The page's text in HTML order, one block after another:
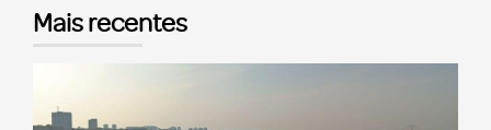
Mais recentes